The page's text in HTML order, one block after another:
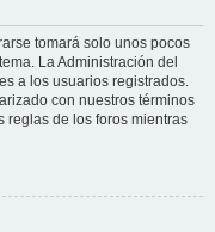
tomará solo unos pocos
La Administración del
a los usuarios registrados.
con nuestros términos
reglas de los foros mientras